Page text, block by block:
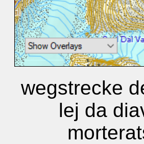
wegstrecke
lej da